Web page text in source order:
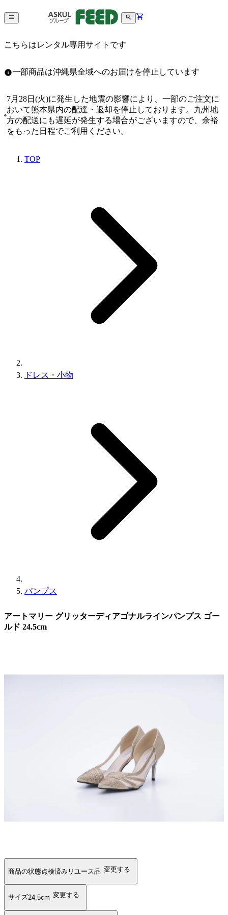
こちらはレンタル専用サイトです
一部商品は沖縄県全域へのお届けを停止しています
7月28日(火)に発生した地震の影響により、一部のご注文に
おいて熊本県内の配達・返却を停止しております。九州地
方の配送にも遅延が発生する場合がございますので、余裕
をもった日程でご利用ください。
TOP
ドレス・小物
パンプス
アートマリー グリッターディアゴナルラインパンプス ゴー
ルド 24.5cm
商品の状態点検済みリユース品 変更する
サイズ24.5cm 変更する